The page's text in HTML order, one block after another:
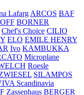
Lafarg ARCOS BAF
BORNER
Chef's Choice CILIO
ELO EMILE HENRY
Ivo KAMBUKKA
Microplane
Roesle
SILAMPOS
Scandinavia
Zassenhaus BERGER